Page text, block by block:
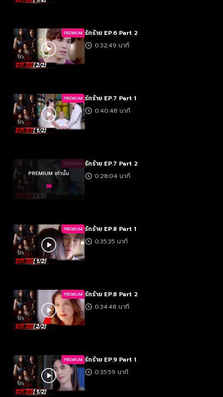
PREMIUM รักร้าย EP.6 Part 2
0:32:49 นาที
PREMIUM รักร้าย EP.7 Part 1
0:40:48 นาที
PREMIUM
PREMIUM เท่านั้น
รักร้าย EP.7 Part 2
0:28:04 นาที
PREMIUM รักร้าย EP.8 Part 1
0:35:35 นาที
PREMIUM รักร้าย EP.8 Part 2
0:34:48 นาที
PREMIUM รักร้าย EP.9 Part 1
0:35:59 นาที